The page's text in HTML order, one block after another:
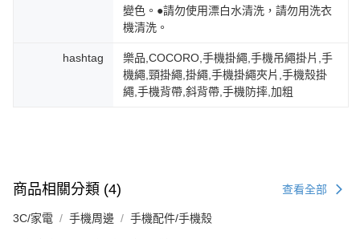
變色。●請勿使用漂白水清洗，請勿用洗衣
機清洗。
hashtag
樂品,COCORO,手機掛繩,手機吊繩掛片,手
機繩,頸掛繩,掛繩,手機掛繩夾片,手機殼掛
繩,手機背帶,斜背帶,手機防摔,加粗
商品相關分類 (4) 查看全部
3C/家電 手機周邊 手機配件/手機殼